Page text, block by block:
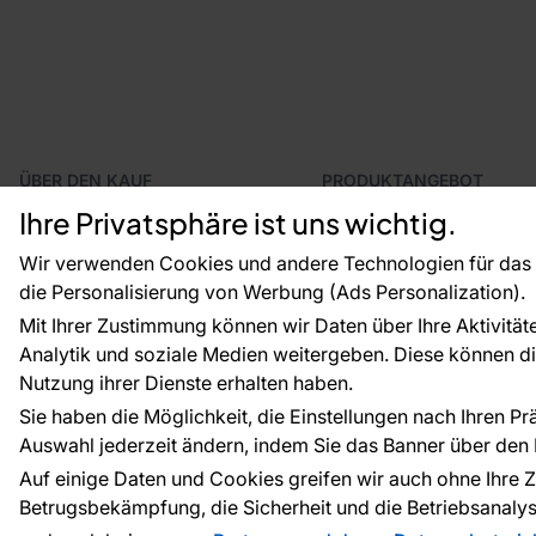
Ihre Privatsphäre ist uns wichtig.
Wir verwenden Cookies und andere Technologien für
die Personalisierung von Werbung (Ads Personalization).
Mit Ihrer Zustimmung können wir Daten über Ihre
Analytik und soziale Medien weitergeben. Diese können
Nutzung ihrer Dienste erhalten haben.
Sie haben die Möglichkeit, die Einstellungen nach Ihren
Auswahl jederzeit ändern, indem Sie das Banner über
Auf einige Daten und Cookies greifen wir auch ohne Ihre
Betrugsbekämpfung, die Sicherheit und die
ÜBER DEN KAUF
Versand und Bezahlung
Reklamationsverfahren
Rücksendung von Waren
CE-Zertifizierung
Großhandel
Raumvisualisierung
PRODUKTANGEBOT
Fototapeten
Leiste
Dekoration
Selbstklebende Folien
Zubehör
Tapetenmuster
Zahlungsarten: Die Zahlungen